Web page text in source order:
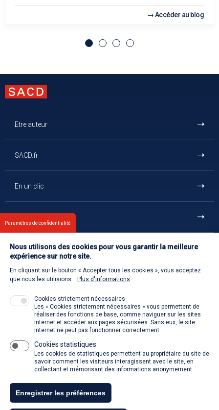
Accéder au blog
Etre auteur
SACD.fr
En un clic
La SACD partout, quand vous voulez
Contact
Retour à l'accueil
Venir à la SACD
Paramètres de confidentialité
Nous utilisons des cookies pour vous garantir la meilleure
expérience sur notre site.
En cliquant sur le bouton « Accepter tous les cookies », vous acceptez
que nous les utilisions.
Plus d'informations
Cookies strictement nécessaires
Les « Cookies strictement nécessaires » vous permettent de
réaliser des fonctions de base, comme naviguer sur les sites
internet et accéder aux pages sécurisées. Sans eux, le site
internet ne peut pas fonctionner correctement.
Cookies statistiques
Les cookies de statistiques permettent au propriétaire du site de
savoir comment les visiteurs interagissent avec le site, en
collectant et mémorisant des informations anonymement.
Enregistrer les préférences